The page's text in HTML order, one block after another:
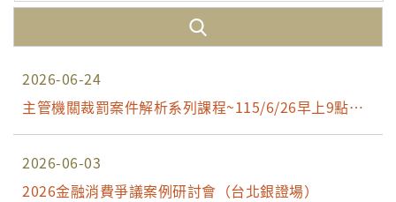
2026-06-24
主管機關裁罰案件解析系列課程~115/6/26早上9點開
放報名
2026-06-03
2026金融消費爭議案例研討會（台北銀證場）